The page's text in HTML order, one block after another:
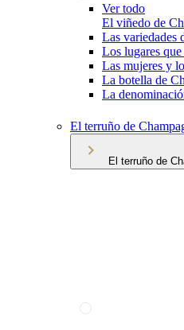
Ver todo
El viñedo de
Las variedades
Los lugares
Las mujeres y
La botella de
La
El terruño de
El terruño de